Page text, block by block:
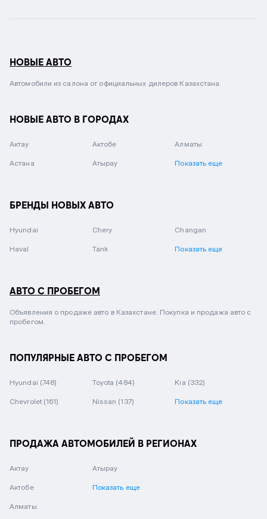
НОВЫЕ АВТО
Автомобили из салона от официальных дилеров Казахстана.
НОВЫЕ АВТО В ГОРОДАХ
Актау Актобе Алматы
Астана Атырау Показать еще
БРЕНДЫ НОВЫХ АВТО
Hyundai Chery Changan
Haval Tank Показать еще
АВТО С ПРОБЕГОМ
Объявления о продаже авто в Казахстане. Покупка и продажа авто с
пробегом.
ПОПУЛЯРНЫЕ АВТО С ПРОБЕГОМ
Hyundai (748) Toyota (484) Kia (332)
Chevrolet (161) Nissan (137) Показать еще
ПРОДАЖА АВТОМОБИЛЕЙ В РЕГИОНАХ
Актау
Актобе
Алматы
Атырау
Показать еще